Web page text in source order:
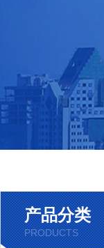
产品分类
PRODUCTS